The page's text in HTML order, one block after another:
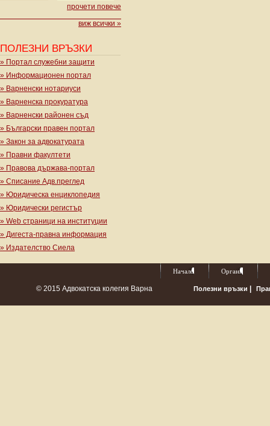
прочети повече
виж всички »
ПОЛЕЗНИ ВРЪЗКИ
» Портал служебни защити
» Информационен портал
» Варненски нотариуси
» Варненска прокуратура
» Варненски районен съд
» Български правен портал
» Закон за адвокатурата
» Правни факултети
» Правова държава-портал
» Списание Адв.преглед
» Юридическа енциклопедия
» Юридически регистър
» Web страници на институции
» Дигеста-правна информация
» Издателство Сиела
Начало Органи
© 2015 Адвокатска колегия Варна Полезни връзки